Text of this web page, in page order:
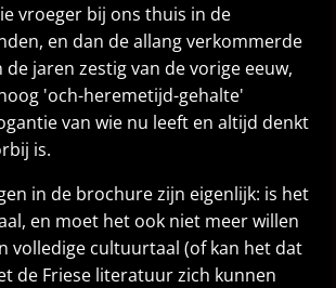
vroeger bij ons thuis in de
en dan de allang verkommerde
jaren zestig van de vorige eeuw,
'och-heremetijd-gehalte'
van wie nu leeft en altijd denkt
is.
in de brochure zijn eigenlijk: is het
en moet het ook niet meer willen
volledige cultuurtaal (of kan het dat
de Friese literatuur zich kunnen